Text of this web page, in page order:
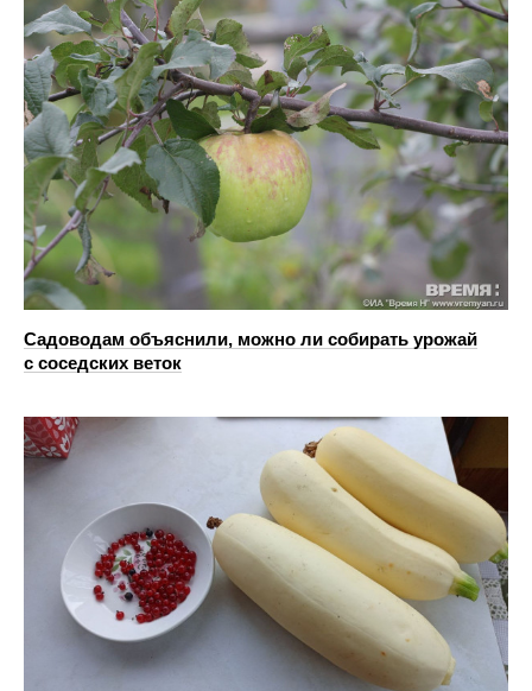
Садоводам объяснили, можно ли собирать урожай
с соседских веток